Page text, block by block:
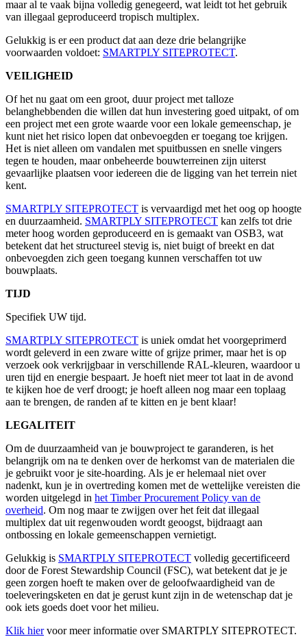
maar al te vaak bijna volledig genegeerd, wat leidt tot het gebruik
van illegaal geproduceerd tropisch multiplex.
Gelukkig is er een product dat aan deze drie belangrijke
voorwaarden voldoet: SMARTPLY SITEPROTECT.
VEILIGHEID
Of het nu gaat om een groot, duur project met talloze
belanghebbenden die willen dat hun investering goed uitpakt, of om
een project met een grote waarde voor een lokale gemeenschap, je
kunt niet het risico lopen dat onbevoegden er toegang toe krijgen.
Het is niet alleen om vandalen met spuitbussen en snelle vingers
tegen te houden, maar onbeheerde bouwterreinen zijn uiterst
gevaarlijke plaatsen voor iedereen die de ligging van het terrein niet
kent.
SMARTPLY SITEPROTECT is vervaardigd met het oog op hoogte
en duurzaamheid. SMARTPLY SITEPROTECT kan zelfs tot drie
meter hoog worden geproduceerd en is gemaakt van OSB3, wat
betekent dat het structureel stevig is, niet buigt of breekt en dat
onbevoegden zich geen toegang kunnen verschaffen tot uw
bouwplaats.
TIJD
Specifiek UW tijd.
SMARTPLY SITEPROTECT is uniek omdat het voorgeprimerd
wordt geleverd in een zware witte of grijze primer, maar het is op
verzoek ook verkrijgbaar in verschillende RAL-kleuren, waardoor u
uren tijd en energie bespaart. Je hoeft niet meer tot laat in de avond
te kijken hoe de verf droogt; je hoeft alleen nog maar een toplaag
aan te brengen, de randen af te kitten en je bent klaar!
LEGALITEIT
Om de duurzaamheid van je bouwproject te garanderen, is het
belangrijk om na te denken over de herkomst van de materialen die
je gebruikt voor je site-hoarding. Als je er helemaal niet over
nadenkt, kun je in overtreding komen met de wettelijke vereisten die
worden uitgelegd in het Timber Procurement Policy van de
overheid. Om nog maar te zwijgen over het feit dat illegaal
multiplex dat uit regenwouden wordt geoogst, bijdraagt aan
ontbossing en lokale gemeenschappen vernietigt.
Gelukkig is SMARTPLY SITEPROTECT volledig gecertificeerd
door de Forest Stewardship Council (FSC), wat betekent dat je je
geen zorgen hoeft te maken over de geloofwaardigheid van de
toeleveringsketen en dat je gerust kunt zijn in de wetenschap dat je
ook iets goeds doet voor het milieu.
Klik hiervoor meer informatie over SMARTPLY SITEPROTECT.